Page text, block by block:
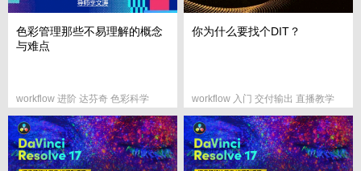
色彩管理那些不易理解的概念
与难点
workflow 进阶 达芬奇 色彩科学
你为什么要找个DIT？
workflow 入门 交付输出 直播教学